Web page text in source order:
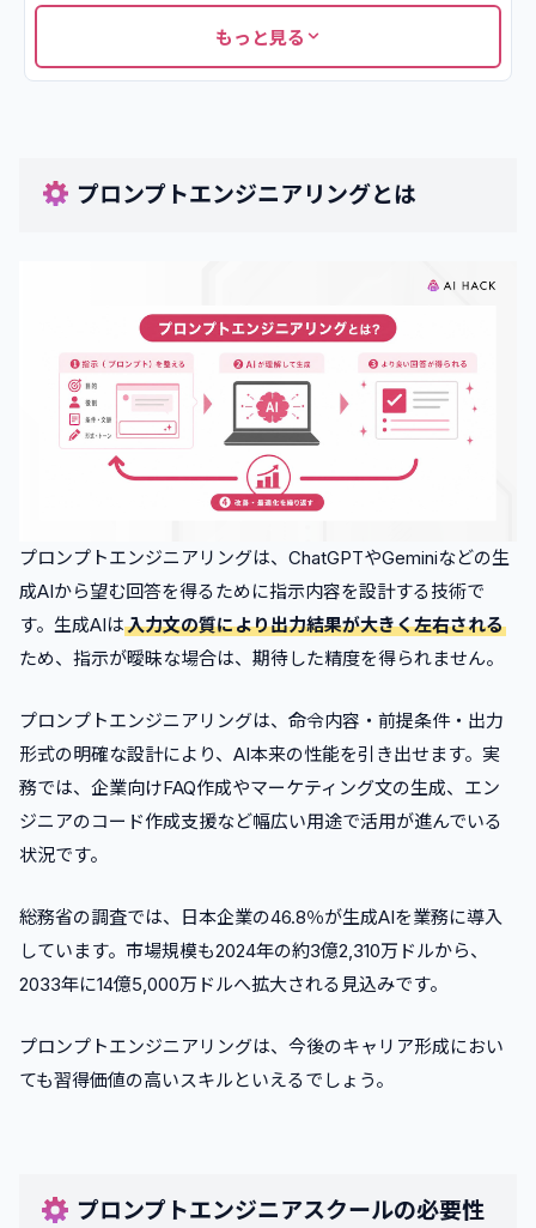
論理的思考力と課題分析力
•業務課題を言語化する力
カリキュラムが実務に直結するか確認する
料金体系と給付金制度の有無を比較する
受講生の口コミや評判を参考にする
•卒業後のキャリアサポートにも目を向ける
【口コミ付き】プロンプトエンジニアリングを学べるAI
スクール9選
バイテック生成AI（byTech）
•AI Academy（AIアカデミー）
•SHIFT AI
•DMM 生成AI CAMP 学び放題
•データミックス
デジタルハリウッド
プロンプトエンジニアスクールに関するよくある質問
プロンプトエンジニアスクールは未経験でも受講できま
プロンプトエンジニアスクールの受講期間はどのくらい
か？
か?
• プロンプトエンジニアスクール卒業後の就職・転職サポ
もっと見る
プロンプトエンジニアリングとは
プロンプトエンジニアリングは、ChatGPTやGeminiなどの生
成AIから望む回答を得るために指示内容を設計する技術で
す。生成AIは入力文の質により出力結果が大きく左右される
ため、指示が曖昧な場合は、期待した精度を得られません。
プロンプトエンジニアリングは、命令内容・前提条件・出力
形式の明確な設計により、AI本来の性能を引き出せます。実
務では、企業向けFAQ作成やマーケティング文の生成、エン
ジニアのコード作成支援など幅広い用途で活用が進んでいる
状況です。
総務省の調査では、日本企業の46.8％が生成AIを業務に導入
しています。市場規模も2024年の約3億2,310万ドルから、
2033年に14億5,000万ドルへ拡大される見込みです。
プロンプトエンジニアリングは、今後のキャリア形成におい
ても習得価値の高いスキルといえるでしょう。
プロンプトエンジニアスクールの必要性